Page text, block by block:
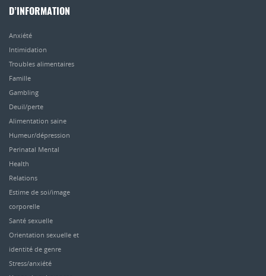
D’INFORMATION
Anxiété
Intimidation
Troubles alimentaires
Famille
Gambling
Deuil/perte
Alimentation saine
Humeur/dépression
Perinatal Mental
Health
Relations
Estime de soi/image
corporelle
Santé sexuelle
Orientation sexuelle et
identité de genre
Stress/anxiété